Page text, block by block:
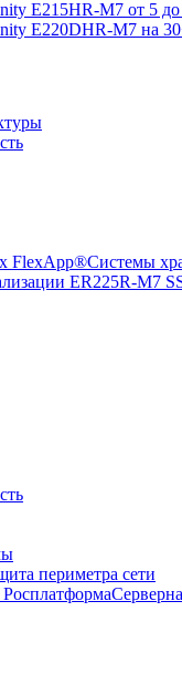
Системы
периметра сети